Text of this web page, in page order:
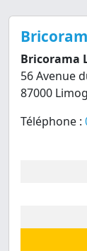
Bricorama
56 Avenue
87000
Téléphone :